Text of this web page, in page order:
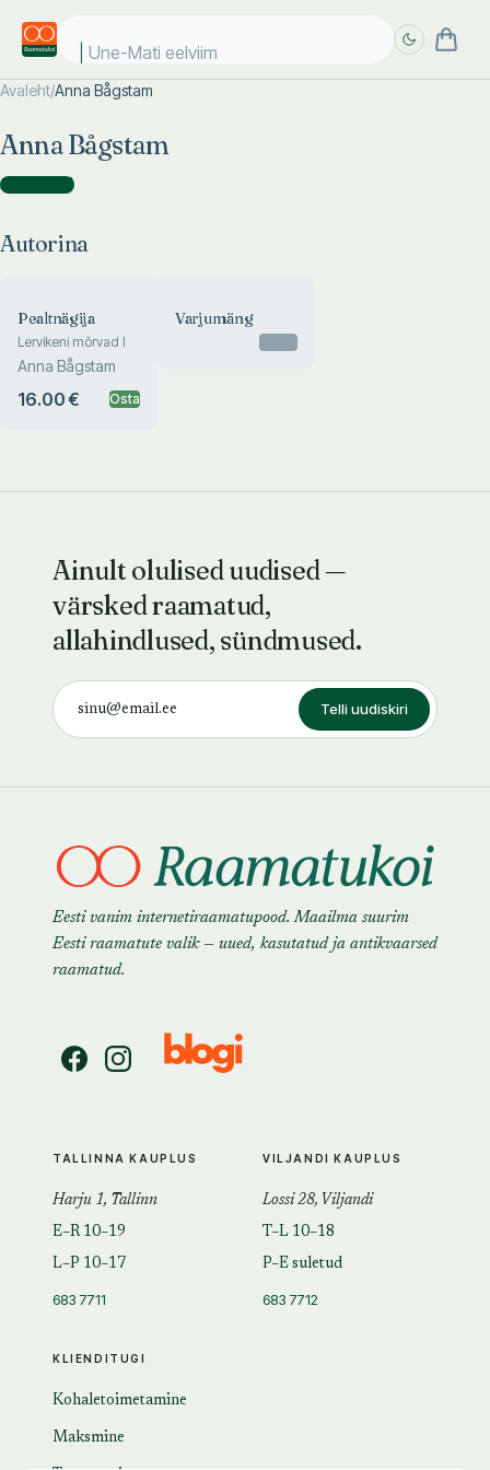
Une-Mati eelviima
Avaleht/Anna Bågstam
Anna Bågstam
Autorina )
Autorina
Pealtnägija
Lervikeni mõrvad I
Anna Bågstam
16.00 € Osta
Varjumäng
Ainult olulised uudised —
värsked raamatud,
allahindlused, sündmused.
Telli uudiskiri
Eesti vanim internetiraamatupood. Maailma suurim
Eesti raamatute valik — uued, kasutatud ja antikvaarsed
raamatud.
KLIENDITUGI
Kohaletoimetamine
Maksmine
TALLINNA KAUPLUS
Harju 1, Tallinn
E–R 10–19
L–P 10–17
683 7711
VILJANDI KAUPLUS
Lossi 28, Viljandi
T–L 10–18
P–E suletud
683 7712